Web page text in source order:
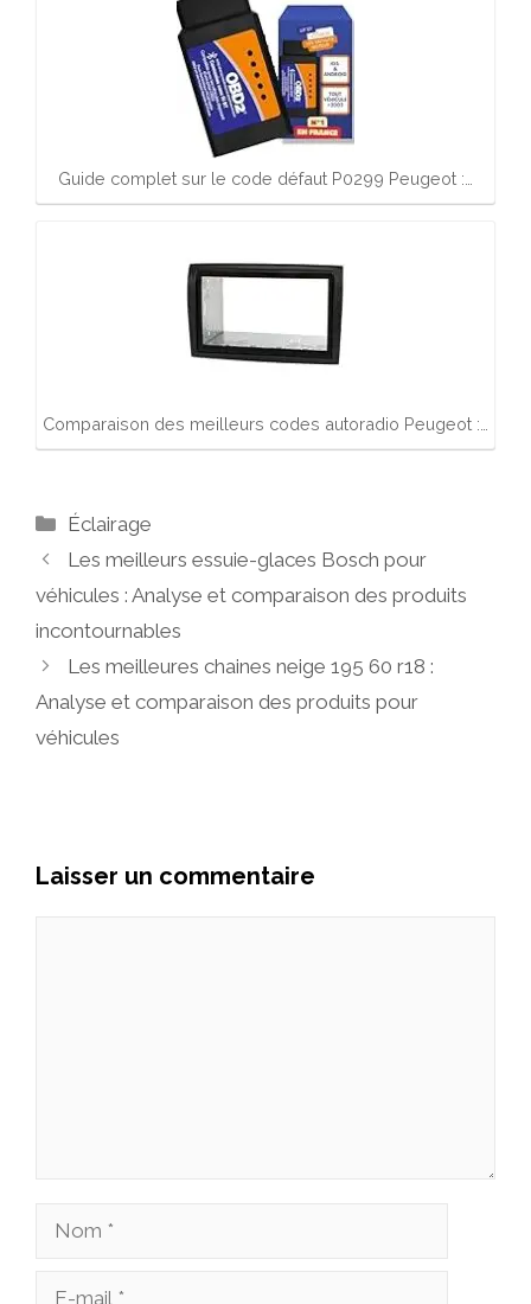
Guide complet sur le code défaut P0299 Peugeot :…
Comparaison des meilleurs codes autoradio Peugeot :…
Catégories
Éclairage
Les meilleurs essuie-glaces Bosch pour
véhicules : Analyse et comparaison des produits
incontournables
Les meilleures chaines neige 195 60 r18 :
Analyse et comparaison des produits pour
véhicules
Laisser un commentaire
Nom